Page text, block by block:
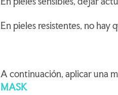
En pieles resistentes, no hay
A continuación, aplicar una
MASK